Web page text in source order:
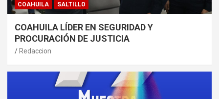
COAHUILA SALTILLO
COAHUILA LÍDER EN SEGURIDAD Y
PROCURACIÓN DE JUSTICIA
Redaccion